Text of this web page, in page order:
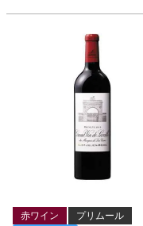
赤ワイン プリムール